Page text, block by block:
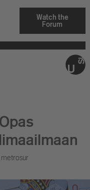
Watch the
Forum
metrosur